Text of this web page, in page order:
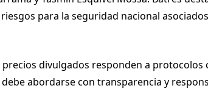
para la seguridad nacional
divulgados responden a
abordarse con transparencia y